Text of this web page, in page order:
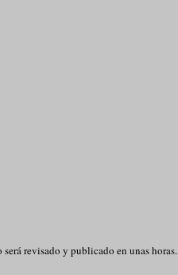
revisado y publicado en unas horas.